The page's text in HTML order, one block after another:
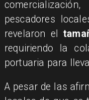
pescadores
revelaron el
requiriendo la
portuaria para
​A pesar de las